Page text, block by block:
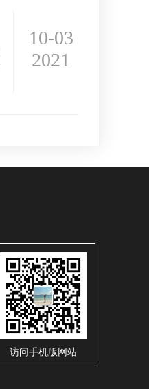
10-03
2021
访问手机版网站